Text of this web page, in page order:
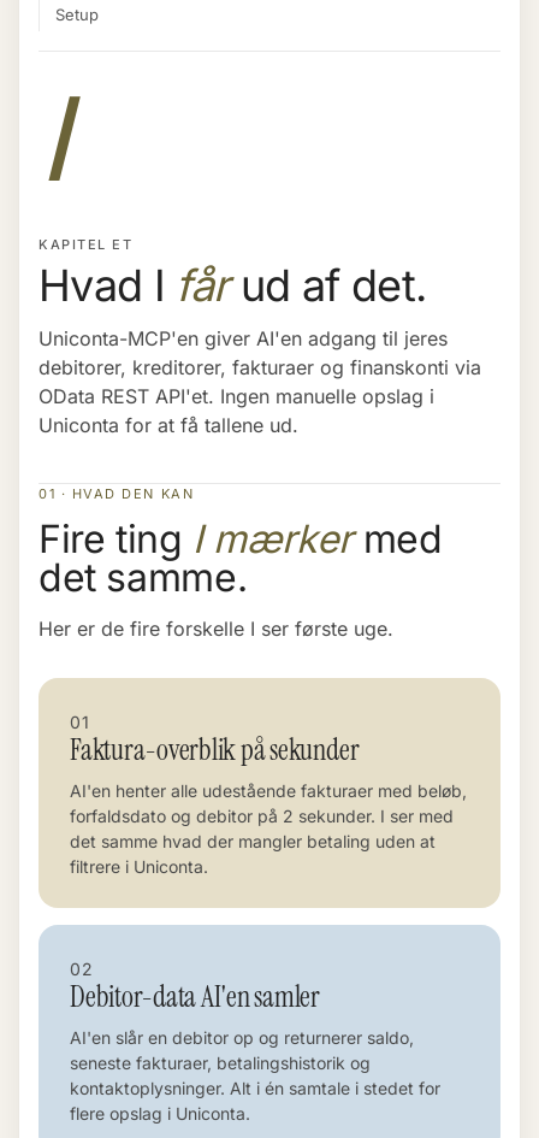
Setup
I
KAPITEL ET
Hvad I fårud af det.
Uniconta-MCP'en giver AI'en adgang til jeres
debitorer, kreditorer, fakturaer og finanskonti via
OData REST API'et. Ingen manuelle opslag i
Uniconta for at få tallene ud.
01 · HVAD DEN KAN
Fire ting I mærkermed
det samme.
Her er de fire forskelle I ser første uge.
01
Faktura-overblik på sekunder
AI'en henter alle udestående fakturaer med beløb,
forfaldsdato og debitor på 2 sekunder. I ser med
det samme hvad der mangler betaling uden at
filtrere i Uniconta.
02
Debitor-data AI'en samler
AI'en slår en debitor op og returnerer saldo,
seneste fakturaer, betalingshistorik og
kontaktoplysninger. Alt i én samtale i stedet for
flere opslag i Uniconta.